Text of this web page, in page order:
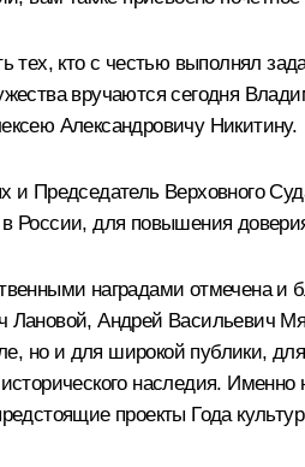
тех, кто с честью выполнял
вручаются сегодня
Александровичу Никитину.
и Председатель Верховного
России, для повышения
наградами отмечена и
Андрей Васильевич
но и для широкой публики,
наследия.
проекты Года